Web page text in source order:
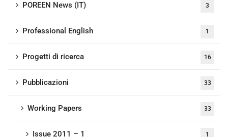
POREEN News (IT) 3
Professional English 1
Progetti di ricerca 16
Pubblicazioni 33
Working Papers 33
Issue 2011 – 1 1